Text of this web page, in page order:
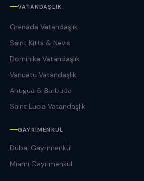
VATANDAŞLIK
Grenada Vatandaşlık
Saint Kitts & Nevis
Dominika Vatandaşlık
Vanuatu Vatandaşlık
Antigua & Barbuda
Saint Lucia Vatandaşlık
GAYRIMENKUL
Dubai Gayrimenkul
Miami Gayrimenkul